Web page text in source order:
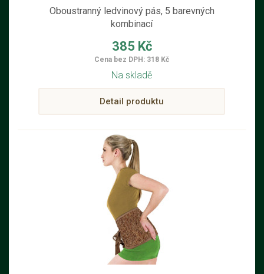
Oboustranný ledvinový pás, 5 barevných
kombinací
385 Kč
Cena bez DPH: 318 Kč
Na skladě
Detail produktu